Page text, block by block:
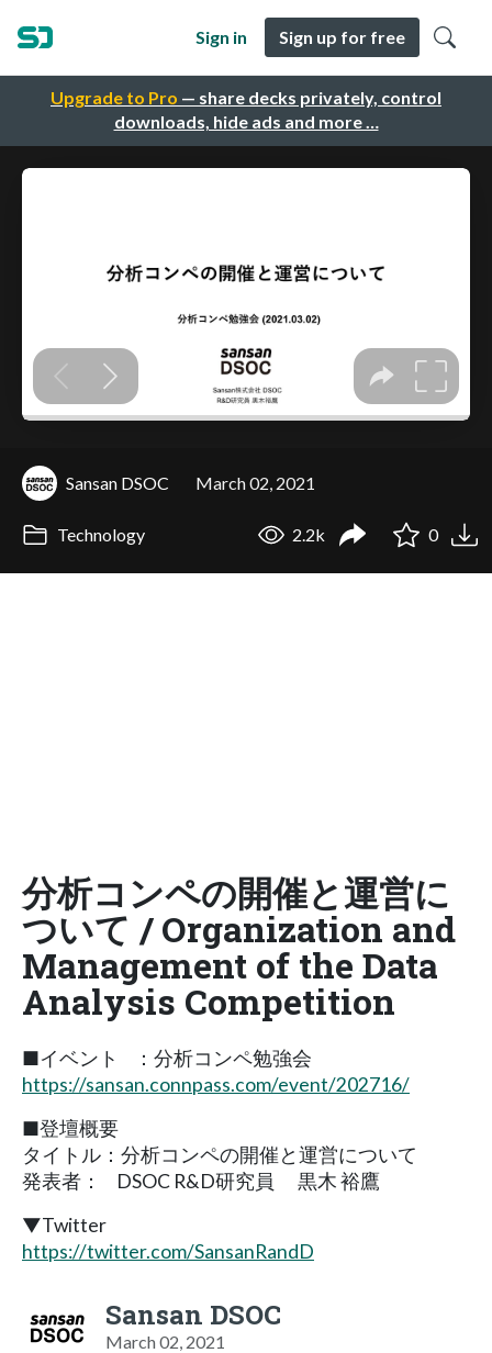
Upgrade to Pro — share decks privately, control
downloads, hide ads and more …
Sign in Sign up for free
Sansan DSOC March 02, 2021
Technology 2.2k 0
分析コンペの開催と運営に
ついて / Organization and
Management of the Data
Analysis Competition
■イベント ：分析コンペ勉強会
https://sansan.connpass.com/event/202716/
■登壇概要
タイトル：分析コンペの開催と運営について
発表者： DSOC R&D研究員 黒木 裕鷹
▼Twitter
https://twitter.com/SansanRandD
Sansan DSOC
March 02, 2021